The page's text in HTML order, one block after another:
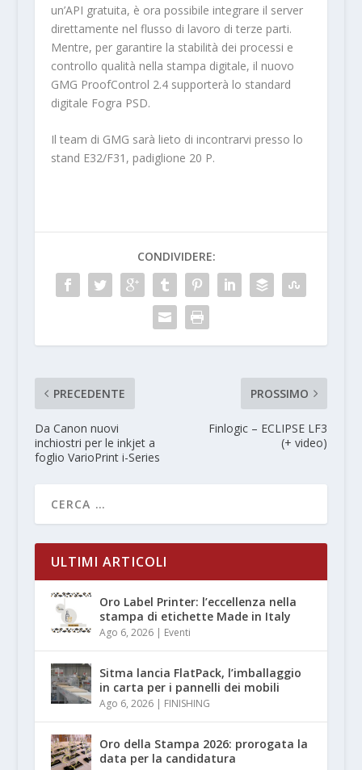
un’API gratuita, è ora possibile integrare il server
direttamente nel flusso di lavoro di terze parti.
Mentre, per garantire la stabilità dei processi e
controllo qualità nella stampa digitale, il nuovo
GMG ProofControl 2.4 supporterà lo standard
digitale Fogra PSD.
Il team di GMG sarà lieto di incontrarvi presso lo
stand E32/F31, padiglione 20 P.
CONDIVIDERE:
PRECEDENTE
Da Canon nuovi
inchiostri per le inkjet a
foglio VarioPrint i-Series
PROSSIMO
Finlogic – ECLIPSE LF3
(+ video)
ULTIMI ARTICOLI
Oro Label Printer: l’eccellenza nella
stampa di etichette Made in Italy
Ago 6, 2026| Eventi
Sitma lancia FlatPack, l’imballaggio
in carta per i pannelli dei mobili
Ago 6, 2026| FINISHING
Oro della Stampa 2026: prorogata la
data per la candidatura